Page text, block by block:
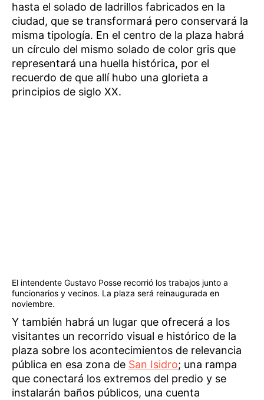
hasta el solado de ladrillos fabricados en la
ciudad, que se transformará pero conservará la
misma tipología. En el centro de la plaza habrá
un círculo del mismo solado de color gris que
representará una huella histórica, por el
recuerdo de que allí hubo una glorieta a
principios de siglo XX.
El intendente Gustavo Posse recorrió los trabajos junto a
funcionarios y vecinos. La plaza será reinaugurada en
noviembre.
Y también habrá un lugar que ofrecerá a los
visitantes un recorrido visual e histórico de la
plaza sobre los acontecimientos de relevancia
pública en esa zona de San Isidro; una rampa
que conectará los extremos del predio y se
instalarán baños públicos, una cuenta